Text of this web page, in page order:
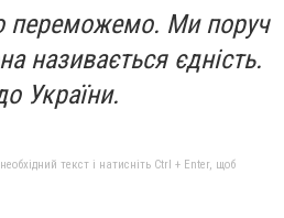
переможемо. Ми поруч
називається єдність.
України.
текст і натисніть Ctrl + Enter, щоб